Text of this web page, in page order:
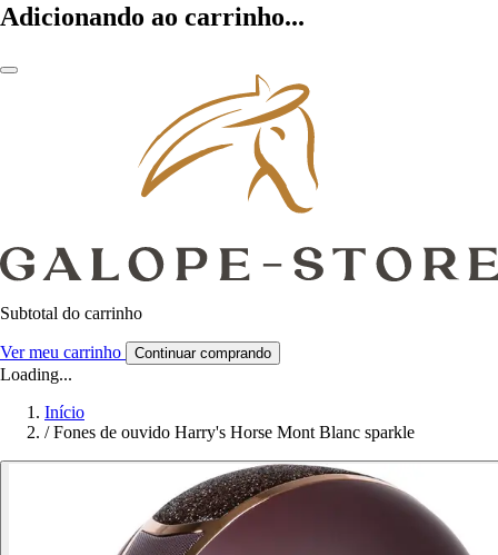
Adicionando ao carrinho...
Subtotal do carrinho
Ver meu carrinho Continuar comprando
Loading...
Início
/ Fones de ouvido Harry's Horse Mont Blanc sparkle